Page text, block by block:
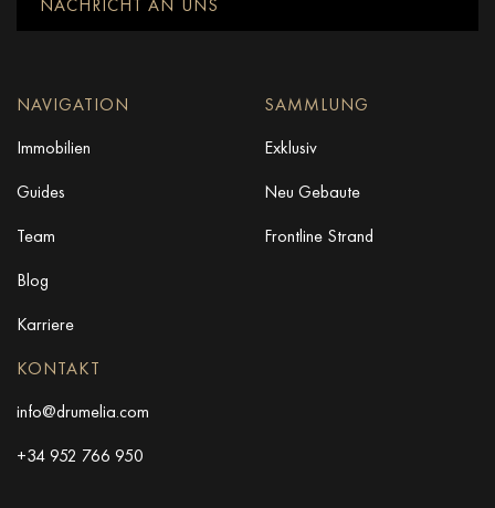
NACHRICHT AN UNS
NAVIGATION
Immobilien
Guides
Team
Blog
Karriere
SAMMLUNG
Exklusiv
Neu Gebaute
Frontline Strand
KONTAKT
info@drumelia.com
+34 952 766 950